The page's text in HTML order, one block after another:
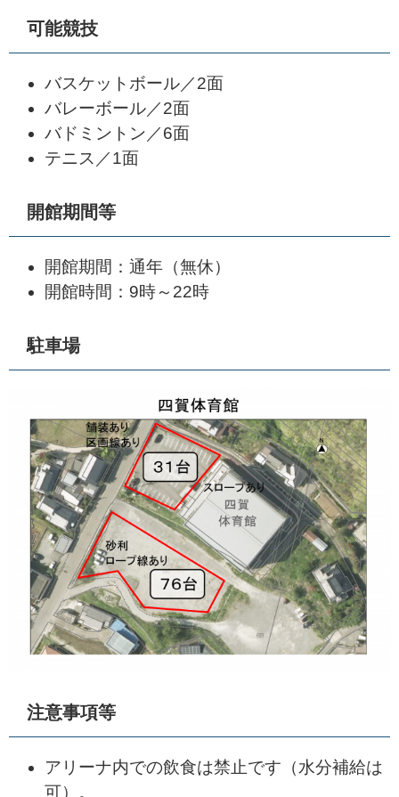
可能競技
バスケットボール／2面
バレーボール／2面
バドミントン／6面
テニス／1面
開館期間等
開館期間：通年（無休）
開館時間：9時～22時
駐車場
注意事項等
アリーナ内での飲食は禁止です（水分補給は
可）。